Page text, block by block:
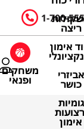
1-700-
ריצה
אימון
אביזרי
כושר
גומיות
אימון
משחקים
ופנאי